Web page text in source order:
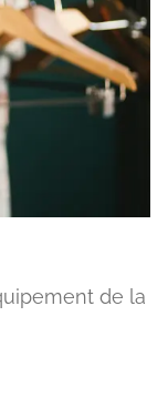
de la